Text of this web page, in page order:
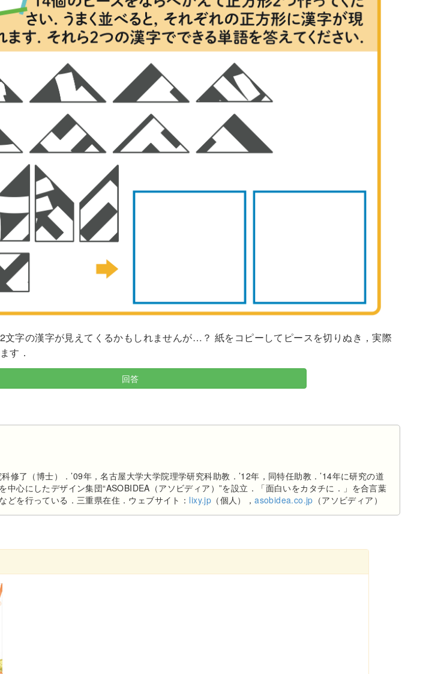
文字の漢字が見えてくるかもしれませんが…？ 紙をコピーしてピースを切りぬき，実際
す．
回答
修了（博士）．’09年，名古屋大学大学院理学研究科助教．’12年，同特任助教．’14年に研究の道
中心にしたデザイン集団“ASOBIDEA（アソビディア）”を設立．「面白いをカタチに．」を合言葉
どを行っている．三重県在住．ウェブサイト： lixy.jp （個人），asobidea.co.jp （アソビディア）